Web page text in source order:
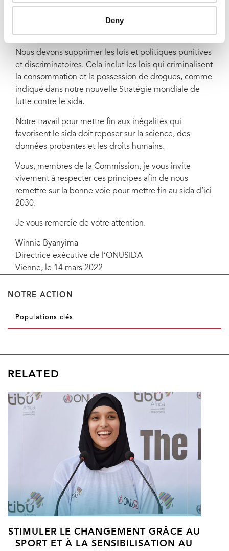
Deny
devons encourager et intensifier la réduction des
risques comme une approche sûre, efficace et
essentielle pour mettre fin au sida.
Nous devons supprimer les lois et politiques punitives
et discriminatoires. Cela inclut les lois qui criminalisent
la consommation et la possession de drogues, comme
indiqué dans notre nouvelle Stratégie mondiale de
lutte contre le sida.
Notre travail pour mettre fin aux inégalités qui
favorisent le sida doit reposer sur la science, des
données probantes et les droits humains.
Vous, membres de la Commission, je vous invite
vivement à respecter ces principes afin de nous
remettre sur la bonne voie pour mettre fin au sida d’ici
2030.
Je vous remercie de votre attention.
Winnie Byanyima
Directrice exécutive de l’ONUSIDA
Vienne, le 14 mars 2022
NOTRE ACTION
Populations clés
RELATED
STIMULER LE CHANGEMENT GRÂCE AU
SPORT ET À LA SENSIBILISATION AU